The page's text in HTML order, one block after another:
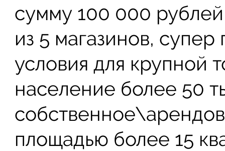
сумму 100 000
из 5 магазинов,
условия для крупной
население более 50
площадью более 15